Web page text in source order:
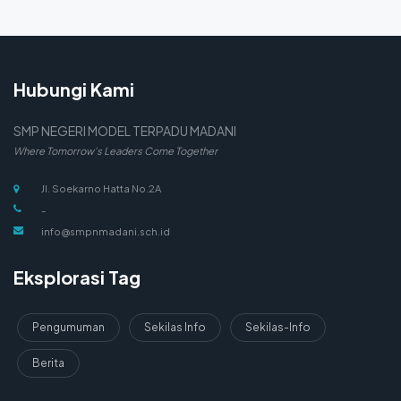
Hubungi Kami
SMP NEGERI MODEL TERPADU MADANI
Where Tomorrow's Leaders Come Together
Jl. Soekarno Hatta No.2A
-
info@smpnmadani.sch.id
Eksplorasi Tag
Pengumuman Sekilas Info Sekilas-Info
Berita